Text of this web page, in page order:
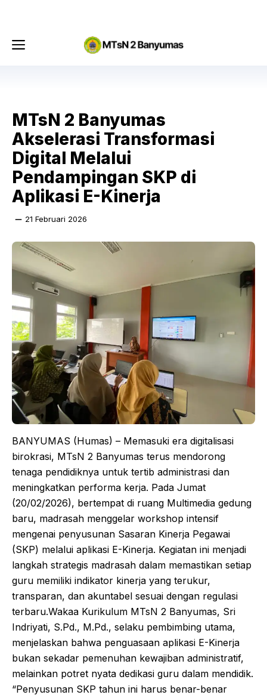
Menu
MTsN 2 Banyumas
Akselerasi Transformasi
Digital Melalui
Pendampingan SKP di
Aplikasi E-Kinerja
21 Februari 2026
BANYUMAS (Humas) – Memasuki era digitalisasi
birokrasi, MTsN 2 Banyumas terus mendorong
tenaga pendidiknya untuk tertib administrasi dan
meningkatkan performa kerja. Pada Jumat
(20/02/2026), bertempat di ruang Multimedia gedung
baru, madrasah menggelar workshop intensif
mengenai penyusunan Sasaran Kinerja Pegawai
(SKP) melalui aplikasi E-Kinerja. Kegiatan ini menjadi
langkah strategis madrasah dalam memastikan setiap
guru memiliki indikator kinerja yang terukur,
transparan, dan akuntabel sesuai dengan regulasi
terbaru.Wakaa Kurikulum MTsN 2 Banyumas, Sri
Indriyati, S.Pd., M.Pd., selaku pembimbing utama,
menjelaskan bahwa penguasaan aplikasi E-Kinerja
bukan sekadar pemenuhan kewajiban administratif,
melainkan potret nyata dedikasi guru dalam mendidik.
“Penyusunan SKP tahun ini harus benar-benar